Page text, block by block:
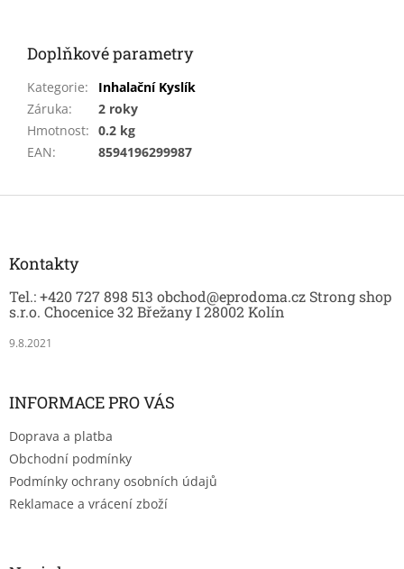
Doplňkové parametry
Kategorie:
Inhalační Kyslík
Záruka:
2 roky
Hmotnost: 0.2 kg
EAN: 8594196299987
Z
Kontakty
Tel.: +420 727 898 513 obchod@eprodoma.cz Strong shop
s.r.o. Chocenice 32 Břežany I 28002 Kolín
9.8.2021
INFORMACE PRO VÁS
Doprava a platba
Obchodní podmínky
Podmínky ochrany osobních údajů
Reklamace a vrácení zboží